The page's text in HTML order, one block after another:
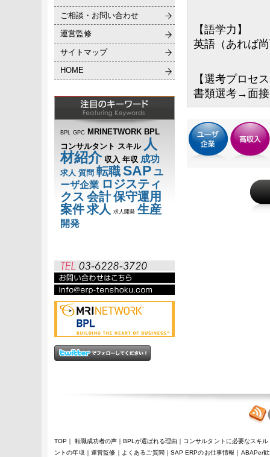
【語学力】
英語（あれば
【選考プロセ
書類選考→面
ご相談・お問い合わせ
運営監修
サイトマップ
HOME
BPL GPC MRINETWORK BPL
コンサルタント スキル 人
材紹介 収入 年収 成功
求人 質問 転職SAP ユ
ーザ企業 ロジスティ
クス 会計保守運用
案件求人 求人開発 生産
開発
TOP ｜転職成功者の声 ｜BPLが選ばれる理由 ｜ コンサルタントに必要なスキル
ントの年収 ｜ 運営監修 ｜ よくあるご質問 ｜SAP ERPのお仕事情報 ｜ ABAPer